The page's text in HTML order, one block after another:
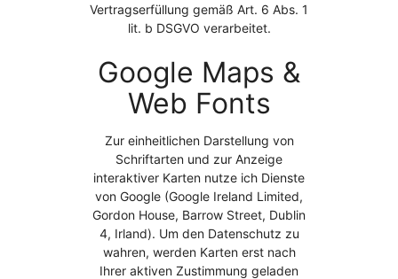
Vertragserfüllung gemäß Art. 6 Abs. 1
lit. b DSGVO verarbeitet.
Google Maps &
Web Fonts
Zur einheitlichen Darstellung von
Schriftarten und zur Anzeige
interaktiver Karten nutze ich Dienste
von Google (Google Ireland Limited,
Gordon House, Barrow Street, Dublin
4, Irland). Um den Datenschutz zu
wahren, werden Karten erst nach
Ihrer aktiven Zustimmung geladen